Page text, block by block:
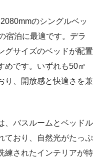
のシングルベッ
宿泊に最適です。デラ
グサイズのベッドが配置
めです。いずれも50㎡
り、開放感と快適さを兼
、バスルームとベッドル
ており、自然光がたっぷ
練されたインテリアが特